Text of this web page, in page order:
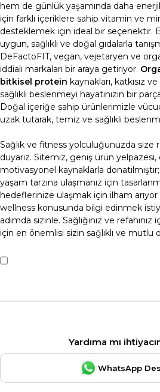
hem de günlük yaşamında daha
için farklı içeriklere sahip vitamin ve
desteklemek için ideal bir seçenektir.
uygun, sağlıklı ve doğal gıdalarla
DeFactoFIT, vegan, vejetaryen ve
iddialı markaları bir araya getiriyor.
bitkisel protein kaynakları, katkısız
sağlıklı beslenmeyi hayatınızın bir
Doğal içeriğe sahip ürünlerimizle
uzak tutarak, temiz ve sağlıklı
Sağlık ve fitness yolculuğunuzda
duyarız. Sitemiz, geniş ürün
motivasyonel kaynaklarla
yaşam tarzına ulaşmanız için
hedeflerinize ulaşmak için ilham
wellness konusunda bilgi edinmek
adımda sizinle. Sağlığınız ve
için en önemlisi sizin sağlıklı ve mutlu
Yardıma mı
WhatsApp